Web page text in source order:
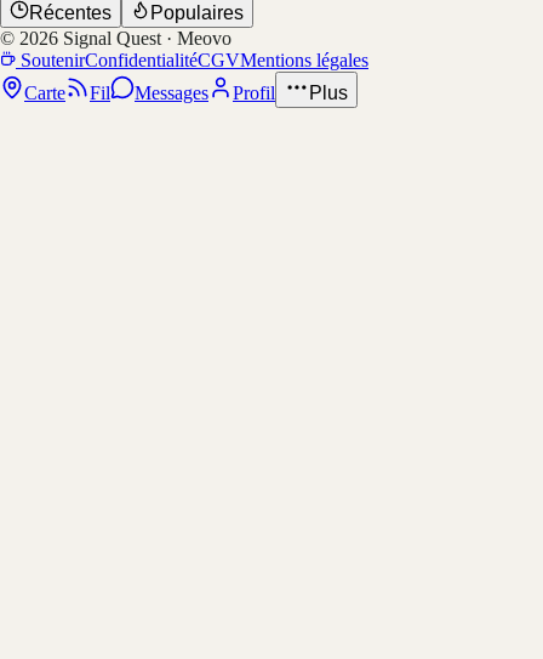
Récentes
Populaires
© 2026 Signal Quest · Meovo
SoutenirConfidentialitéCGVMentions légales
Carte
Fil Messages Profil Plus